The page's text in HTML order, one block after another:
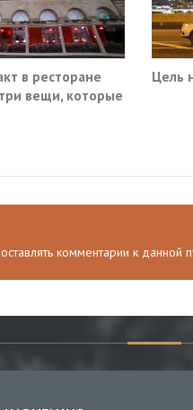
в ресторане
вещи, которые
Цель
комментарии к данной